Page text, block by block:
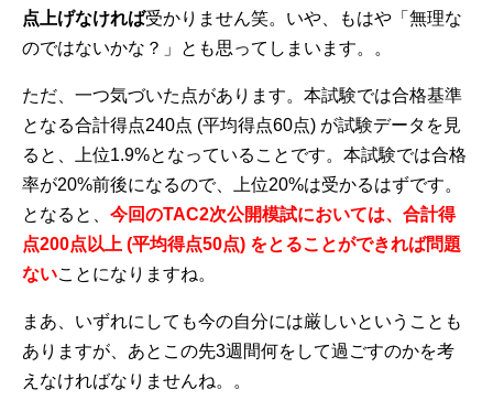
点上げなければ受かりません笑。いや、もはや「無理な
のではないかな？」とも思ってしまいます。。
ただ、一つ気づいた点があります。本試験では合格基準
となる合計得点240点 (平均得点60点) が試験データを見
ると、上位1.9%となっていることです。本試験では合格
率が20%前後になるので、上位20%は受かるはずです。
となると、 今回のTAC2次公開模試においては、合計得
点200点以上 (平均得点50点) をとることができれば問題
ないことになりますね。
まあ、いずれにしても今の自分には厳しいということも
ありますが、あとこの先3週間何をして過ごすのかを考
えなければなりませんね。。